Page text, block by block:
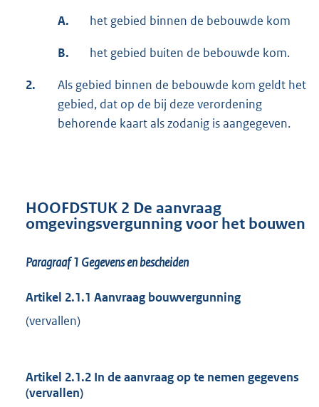
A. het gebied binnen de bebouwde kom
B. het gebied buiten de bebouwde kom.
2.
Als gebied binnen de bebouwde kom geldt het
gebied, dat op de bij deze verordening
behorende kaart als zodanig is aangegeven.
HOOFDSTUK 2 De aanvraag
omgevingsvergunning voor het bouwen
Paragraaf 1 Gegevens en bescheiden
Artikel 2.1.1 Aanvraag bouwvergunning
(vervallen)
Artikel 2.1.2 In de aanvraag op te nemen gegevens
(vervallen)